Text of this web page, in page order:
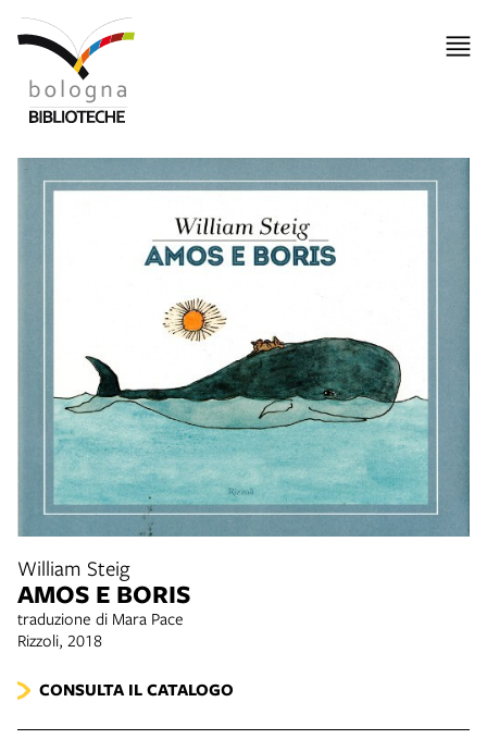
William Steig
AMOS E BORIS
traduzione di Mara Pace
Rizzoli, 2018
CONSULTA IL CATALOGO